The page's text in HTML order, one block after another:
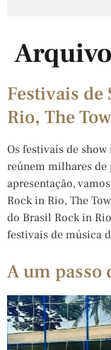
Festivais de
Rio, The
Os festivais de
reúnem milhares de
apresentação,
Rock in Rio, The
do Brasil Rock in
festivais de música
A um passo